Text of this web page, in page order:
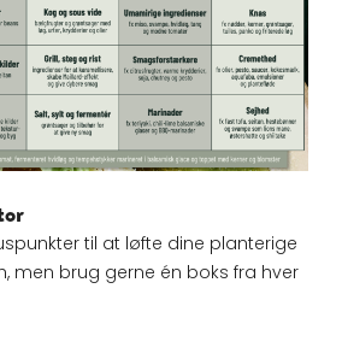
til at løfte dine planterige
men brug gerne én boks fra hver